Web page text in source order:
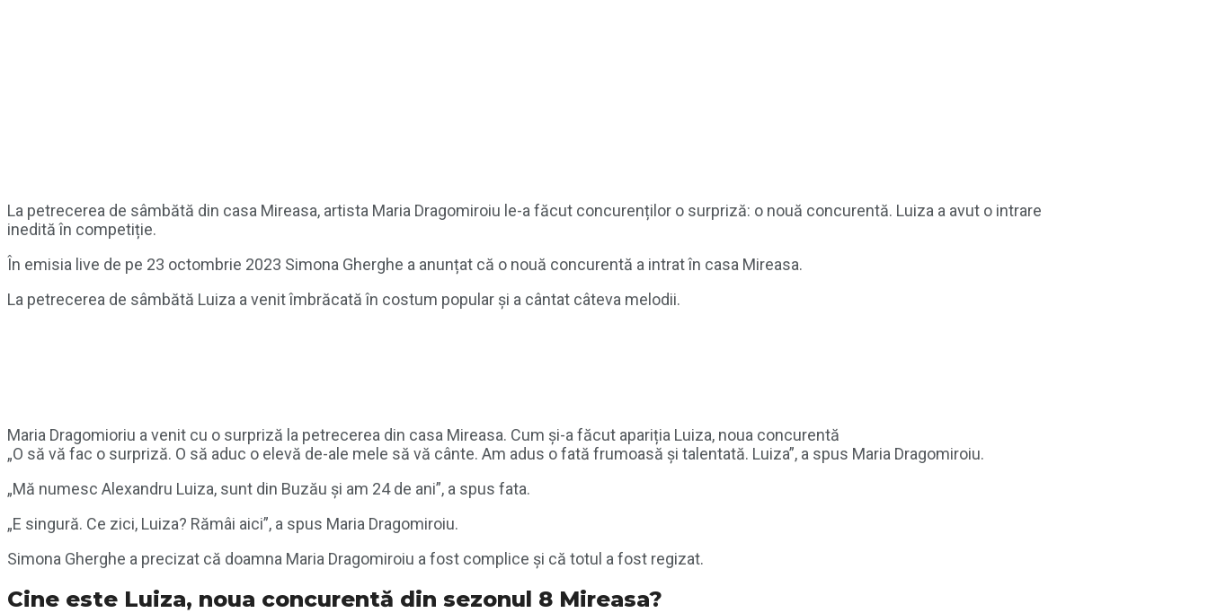
La petrecerea de sâmbătă din casa Mireasa, artista Maria Dragomiroiu le-a făcut concurenților o surpriză: o nouă concurentă. Luiza a avut o intrare
inedită în competiție.
În emisia live de pe 23 octombrie 2023 Simona Gherghe a anunțat că o nouă concurentă a intrat în casa Mireasa.
La petrecerea de sâmbătă Luiza a venit îmbrăcată în costum popular și a cântat câteva melodii.
Maria Dragomioriu a venit cu o surpriză la petrecerea din casa Mireasa. Cum și-a făcut apariția Luiza, noua concurentă
„O să vă fac o surpriză. O să aduc o elevă de-ale mele să vă cânte. Am adus o fată frumoasă și talentată. Luiza”, a spus Maria Dragomiroiu.
„Mă numesc Alexandru Luiza, sunt din Buzău și am 24 de ani”, a spus fata.
„E singură. Ce zici, Luiza? Rămâi aici”, a spus Maria Dragomiroiu.
Simona Gherghe a precizat că doamna Maria Dragomiroiu a fost complice și că totul a fost regizat.
Cine este Luiza, noua concurentă din sezonul 8 Mireasa?